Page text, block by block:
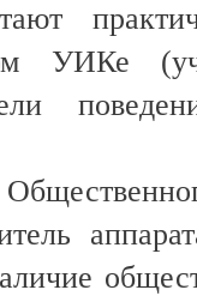
УИКе